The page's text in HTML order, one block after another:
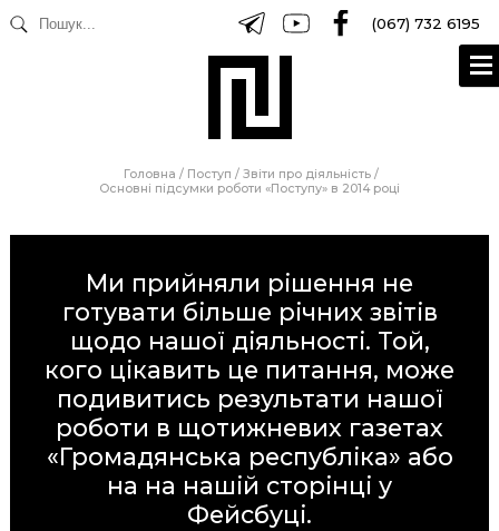
(067) 732 6195
Головна / Поступ / Звіти про діяльність /
Основні підсумки роботи «Поступу» в 2014 році
Ми прийняли рішення не
готувати більше річних звітів
щодо нашої діяльності. Той,
кого цікавить це питання, може
подивитись результати нашої
роботи в щотижневих газетах
«Громадянська республіка» або
на на нашій сторінці у
Фейсбуці.